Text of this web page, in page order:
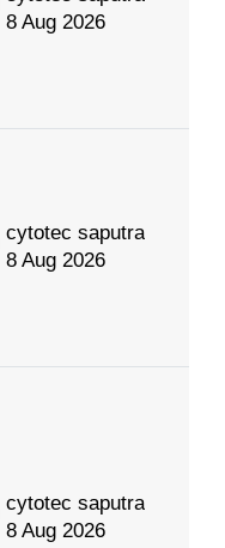
8 Aug 2026
cytotec saputra
8 Aug 2026
cytotec saputra
8 Aug 2026